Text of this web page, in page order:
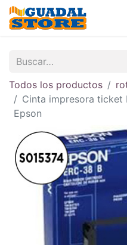
Todos los productos
Cinta impresora ticket
Epson